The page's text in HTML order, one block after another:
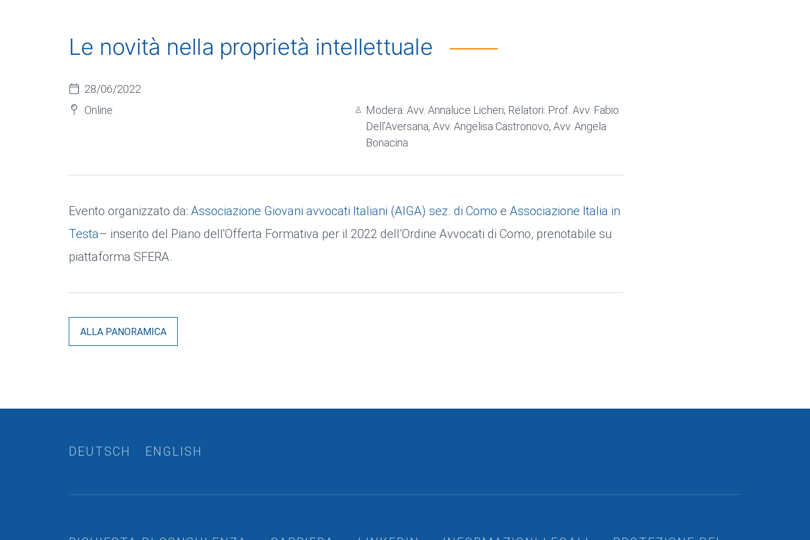
Le novità nella proprietà intellettuale
28/06/2022
Online
Modera: Avv. Annaluce Licheri; Relatori: Prof. Avv. Fabio
Dell’Aversana, Avv. Angelisa Castronovo, Avv. Angela
Bonacina
Evento organizzato da: Associazione Giovani avvocati Italiani (AIGA) sez. di Como e Associazione Italia in
Testa– inserito del Piano dell'Offerta Formativa per il 2022 dell’Ordine Avvocati di Como, prenotabile su
piattaforma SFERA.
ALLA PANORAMICA
DEUTSCH ENGLISH